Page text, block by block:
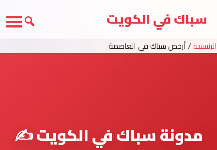
سباك في الكويت
الرئيسية/أرخص سباك في العاصمة
مدونة سباك في الكويت ✍️